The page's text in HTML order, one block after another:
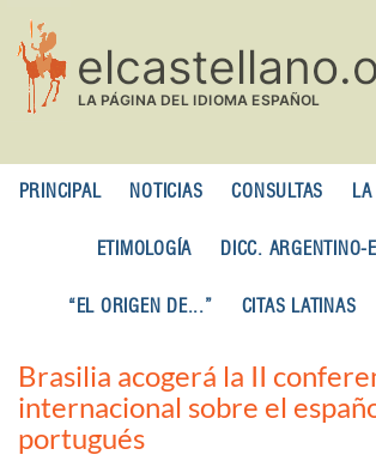
contenido
principal
PRINCIPAL NOTICIAS CONSULTAS
ETIMOLOGÍA DICC. ARGENTINO-
“EL ORIGEN DE...” CITAS LATINAS
Brasilia acogerá la II
internacional sobre el
portugués